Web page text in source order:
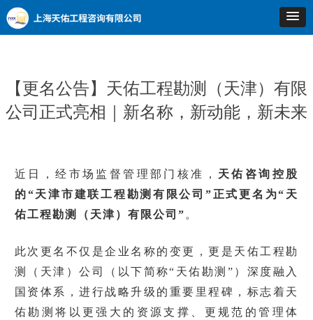
【更名公告】天佑工程勘测（天津）有限
公司正式亮相｜新名称，新动能，新未来
近日，经市场监督管理部门核准， 天佑咨询控股
的“天津市建联工程勘测有限公司”正式更名为“天
佑工程勘测（天津）有限公司” 。
此次更名不仅是企业名称的变更，更是天佑工程勘
测（天津）公司（以下简称“天佑勘测”）深度融入
国资体系，进行战略升级的重要里程碑，标志着天
佑勘测将以更强大的资源支撑、更规范的管理体